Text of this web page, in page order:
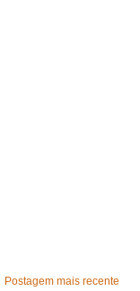
Postagem mais recente